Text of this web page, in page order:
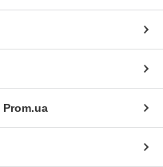
Prom.ua